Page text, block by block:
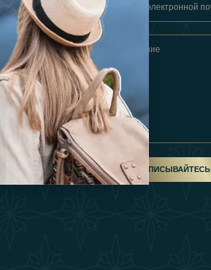
И Условия
Партнером
ПОДПИСЫВАЙТЕСЬ